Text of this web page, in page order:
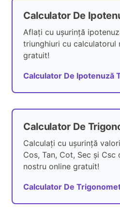
Calculator De
Aflați cu ușurință
triunghiuri cu calculatorul
gratuit!
Calculator De Ipotenuză
Calculator De
Calculați cu ușurință
Cos, Tan, Cot, Sec și Csc
nostru online gratuit!
Calculator De